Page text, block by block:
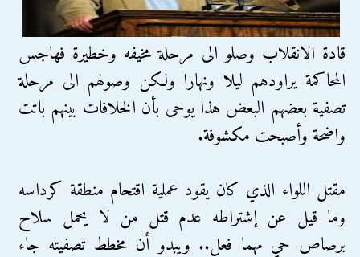
قادة الانقلاب وصلو الى مرحلة مخيفه وخطيرة فهاجس
المحاكمة يراودهم ليلا ونهارا ولكن وصولهم الى مرحلة
تصفية بعضهم البعض هذا يوحى بأن الخلافات بينهم باتت
واضحة وأصبحت مكشوفة.
مقتل اللواء الذي كان يقود عملية اقتحام منطقة كرداسه
وما قيل عن إشتراطه عدم قتل من لا يحمل سلاح
برصاص حي مهما فعل.. ويبدو أن مخطط تصفيته جاء